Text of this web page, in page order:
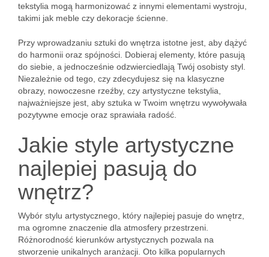
tekstylia mogą harmonizować z innymi elementami wystroju,
takimi jak meble czy dekoracje ścienne.
Przy wprowadzaniu sztuki do wnętrza istotne jest, aby dążyć
do harmonii oraz spójności. Dobieraj elementy, które pasują
do siebie, a jednocześnie odzwierciedlają Twój osobisty styl.
Niezależnie od tego, czy zdecydujesz się na klasyczne
obrazy, nowoczesne rzeźby, czy artystyczne tekstylia,
najważniejsze jest, aby sztuka w Twoim wnętrzu wywoływała
pozytywne emocje oraz sprawiała radość.
Jakie style artystyczne
najlepiej pasują do
wnętrz?
Wybór stylu artystycznego, który najlepiej pasuje do wnętrz,
ma ogromne znaczenie dla atmosfery przestrzeni.
Różnorodność kierunków artystycznych pozwala na
stworzenie unikalnych aranżacji. Oto kilka popularnych